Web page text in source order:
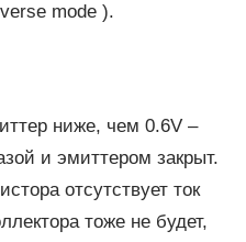
mode ).
ниже, чем 0.6V –
и эмиттером закрыт.
отсутствует ток
тоже не будет,